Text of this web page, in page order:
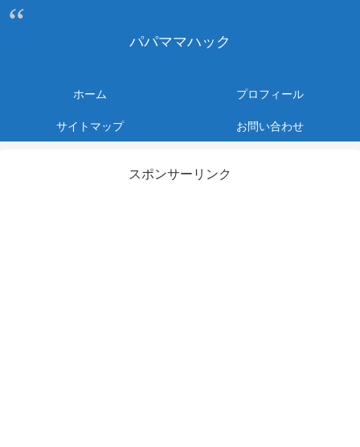
パパママハック
ホーム
プロフィール
サイトマップ
お問い合わせ
スポンサーリンク